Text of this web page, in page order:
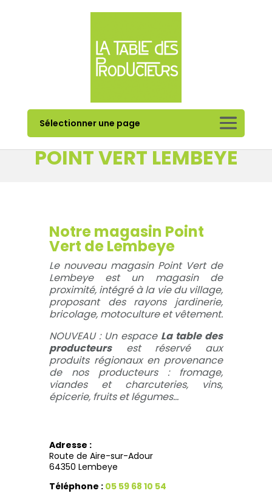
Sélectionner une page
POINT VERT LEMBEYE
Notre magasin Point
Vert de Lembeye
Le nouveau magasin Point Vert de
Lembeye est un magasin de
proximité, intégré à la vie du village,
proposant des rayons jardinerie,
bricolage, motoculture et vêtement.
NOUVEAU : Un espace La table des
producteursest réservé aux
produits régionaux en provenance
de nos producteurs : fromage,
viandes et charcuteries, vins,
épicerie, fruits et légumes…
Adresse :
Route de Aire-sur-Adour
64350 Lembeye
Téléphone : 05 59 68 10 54